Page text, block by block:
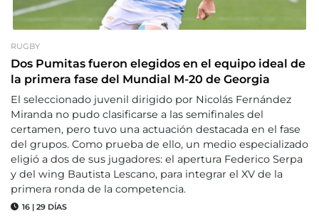
RUGBY
Dos Pumitas fueron elegidos en el equipo ideal de
la primera fase del Mundial M-20 de Georgia
El seleccionado juvenil dirigido por Nicolás Fernández
Miranda no pudo clasificarse a las semifinales del
certamen, pero tuvo una actuación destacada en el fase
del grupos. Como prueba de ello, un medio especializado
eligió a dos de sus jugadores: el apertura Federico Serpa
y del wing Bautista Lescano, para integrar el XV de la
primera ronda de la competencia.
16 | 29 DÍAS